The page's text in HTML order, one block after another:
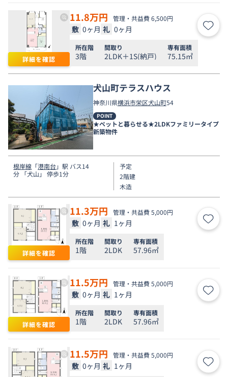
詳細を確認
11.8万円 管理・共益費 6,500円
敷 0ヶ月 礼 0ヶ月 お気
所在階
3階
間取り
2LDK＋1S(納戸)
専有面積
75.15㎡
犬山町テラスハウス
神奈川県横浜市栄区犬山町54
POINT
★ペットと暮らせる★2LDKファミリータイプ
新築物件
根岸線 「港南台」駅 バス14
分 「犬山」 停歩1分
予定
2階建
木造
詳細を確認
11.3万円 管理・共益費 5,000円
敷 0ヶ月 礼 1ヶ月 お気
所在階
1階
間取り
2LDK
専有面積
57.96㎡
詳細を確認
11.5万円 管理・共益費 5,000円
敷 0ヶ月 礼 1ヶ月 お気
所在階
1階
間取り
2LDK
専有面積
57.96㎡
11.5万円 管理・共益費 5,000円
敷 0ヶ月 礼 1ヶ月 お気